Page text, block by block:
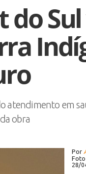
atendimento em
obra
Por
Foto
28/